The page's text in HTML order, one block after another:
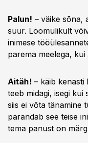
Palun! – väike sõna,
suur. Loomulikult
inimese
parema meelega,
Aitäh! – käib kenasti
teeb midagi, isegi kui
siis ei võta tänamine
parandab see teise
tema panust on